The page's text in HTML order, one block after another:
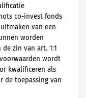
co-invest fonds
van een
worden
zin van art. 1:1
wordt
kwalificeren als
de toepassing van